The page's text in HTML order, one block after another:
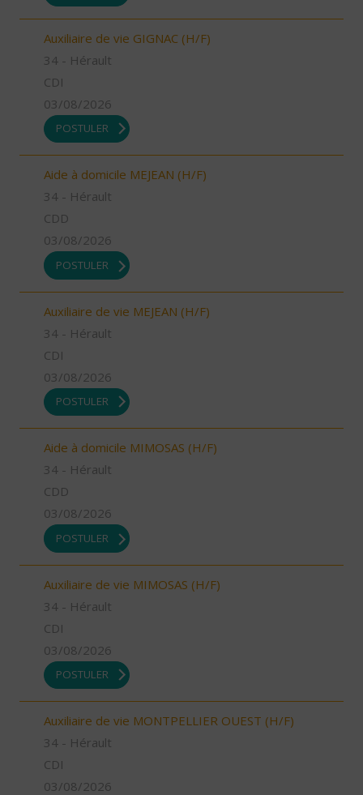
Auxiliaire de vie GIGNAC (H/F)
34 - Hérault
CDI
03/08/2026
POSTULER
Aide à domicile MEJEAN (H/F)
34 - Hérault
CDD
03/08/2026
POSTULER
Auxiliaire de vie MEJEAN (H/F)
34 - Hérault
CDI
03/08/2026
POSTULER
Aide à domicile MIMOSAS (H/F)
34 - Hérault
CDD
03/08/2026
POSTULER
Auxiliaire de vie MIMOSAS (H/F)
34 - Hérault
CDI
03/08/2026
POSTULER
Auxiliaire de vie MONTPELLIER OUEST (H/F)
34 - Hérault
CDI
03/08/2026